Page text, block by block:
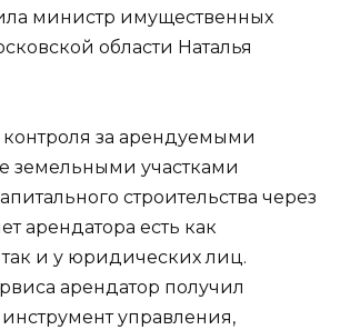
министр имущественных
области Наталья
за арендуемыми
земельными участками
строительства через
арендатора есть как
и у юридических лиц.
арендатор получил
управления,